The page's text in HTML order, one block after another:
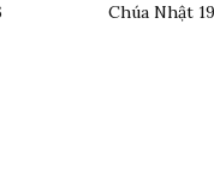
Chúa Nhật